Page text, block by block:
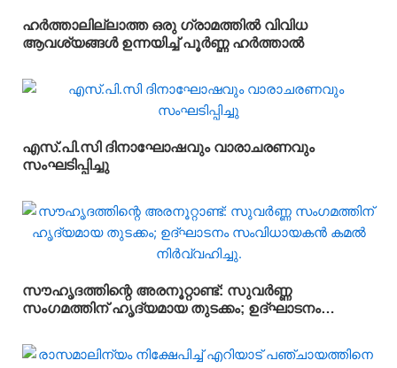
ഹർത്താലില്ലാത്ത ഒരു ഗ്രാമത്തിൽ വിവിധ
ആവശ്യങ്ങൾ ഉന്നയിച്ച് പൂർണ്ണ ഹർത്താൽ
എസ്.പി.സി ദിനാഘോഷവും വാരാചരണവും
സംഘടിപ്പിച്ചു
സൗഹൃദത്തിന്റെ അരനൂറ്റാണ്ട്: സുവർണ്ണ
സംഗമത്തിന് ഹൃദ്യമായ തുടക്കം; ഉദ്ഘാടനം